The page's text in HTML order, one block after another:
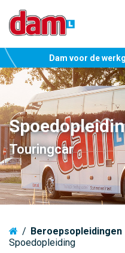
Dam voor de
Touringcar
/ Beroepsopleidingen
Spoedopleiding